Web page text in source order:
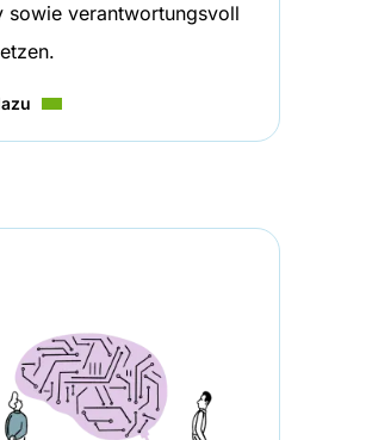
sowie verantwortungsvoll